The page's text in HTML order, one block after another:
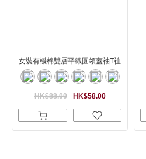
女裝有機棉雙層平織圓領蓋袖T裇
HK$58.00
HK$88.00